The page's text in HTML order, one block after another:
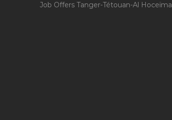
Job Offers Tanger-Tétouan-Al Hoceïma